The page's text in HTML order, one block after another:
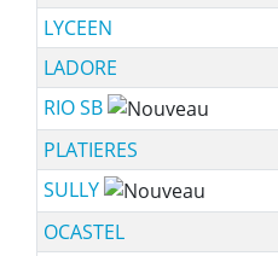
LYCEEN
LADORE
RIO SB
PLATIERES
SULLY
OCASTEL